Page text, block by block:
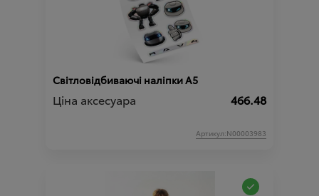
Світловідбиваючі наліпки A5
Ціна аксесуара 466.48
Артикул:N00003983